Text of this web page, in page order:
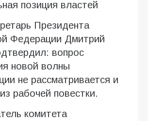
позиция властей
Президента
Федерации Дмитрий
вопрос
новой волны
не рассматривается и
рабочей повестки.
комитета